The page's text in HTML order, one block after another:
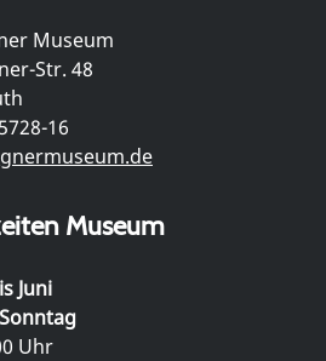
Museum
Str. 48
16
Museum
Juni
Uhr